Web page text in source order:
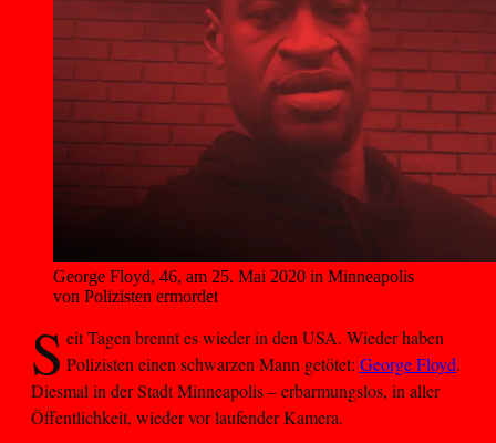
George Floyd, 46, am 25. Mai 2020 in Minneapolis
von Polizisten ermordet
S eit Tagen brennt es wieder in den USA. Wieder haben
Polizisten einen schwarzen Mann getötet: George Floyd.
Diesmal in der Stadt Minneapolis – erbarmungslos, in aller
Öffentlichkeit, wieder vor laufender Kamera.